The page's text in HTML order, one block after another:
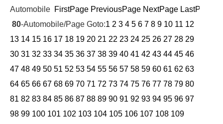
Automobile FirstPage PreviousPage NextPage LastPage
80-Automobile/Page Goto:1 2 3 4 5 6 7 8 9 10 11 12
13 14 15 16 17 18 19 20 21 22 23 24 25 26 27 28 29
30 31 32 33 34 35 36 37 38 39 40 41 42 43 44 45 46
47 48 49 50 51 52 53 54 55 56 57 58 59 60 61 62 63
64 65 66 67 68 69 70 71 72 73 74 75 76 77 78 79 80
81 82 83 84 85 86 87 88 89 90 91 92 93 94 95 96 97
98 99 100 101 102 103 104 105 106 107 108 109